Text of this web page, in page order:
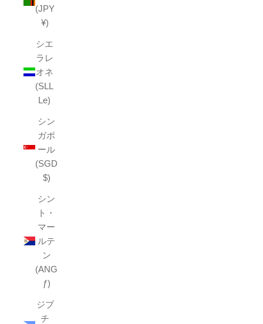
(JPY
¥)
シエ
ラレ
オネ
(SLL
Le)
シン
ガポ
ール
(SGD
$)
シン
ト・
マー
ルテ
ン
(ANG
ƒ)
ジブ
チ